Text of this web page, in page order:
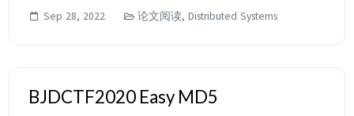
数来生成键值对集合的中间表示，和一个reduce函
系统负责划分输入数据的细节，在不同的机器上调
Sep 28, 2022 论文阅读, Distributed Systems
BJDCTF2020 Easy MD5